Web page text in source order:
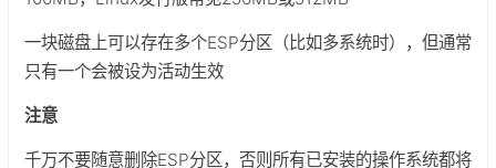
一块磁盘上可以存在多个ESP分区（比如多系统时），但通常
只有一个会被设为活动生效
注意
千万不要随意删除ESP分区，否则所有已安装的操作系统都将